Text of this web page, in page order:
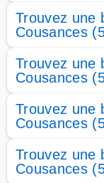
Trouvez une
Cousances
Trouvez une
Cousances
Trouvez une
Cousances
Trouvez une
Cousances